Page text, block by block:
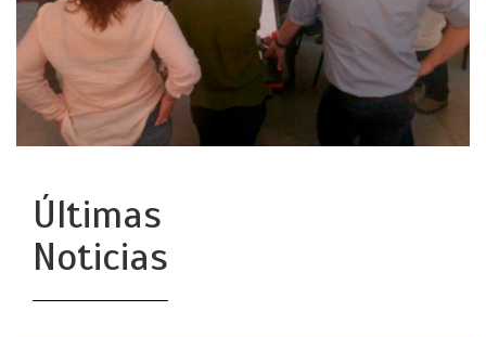
Últimas
Noticias